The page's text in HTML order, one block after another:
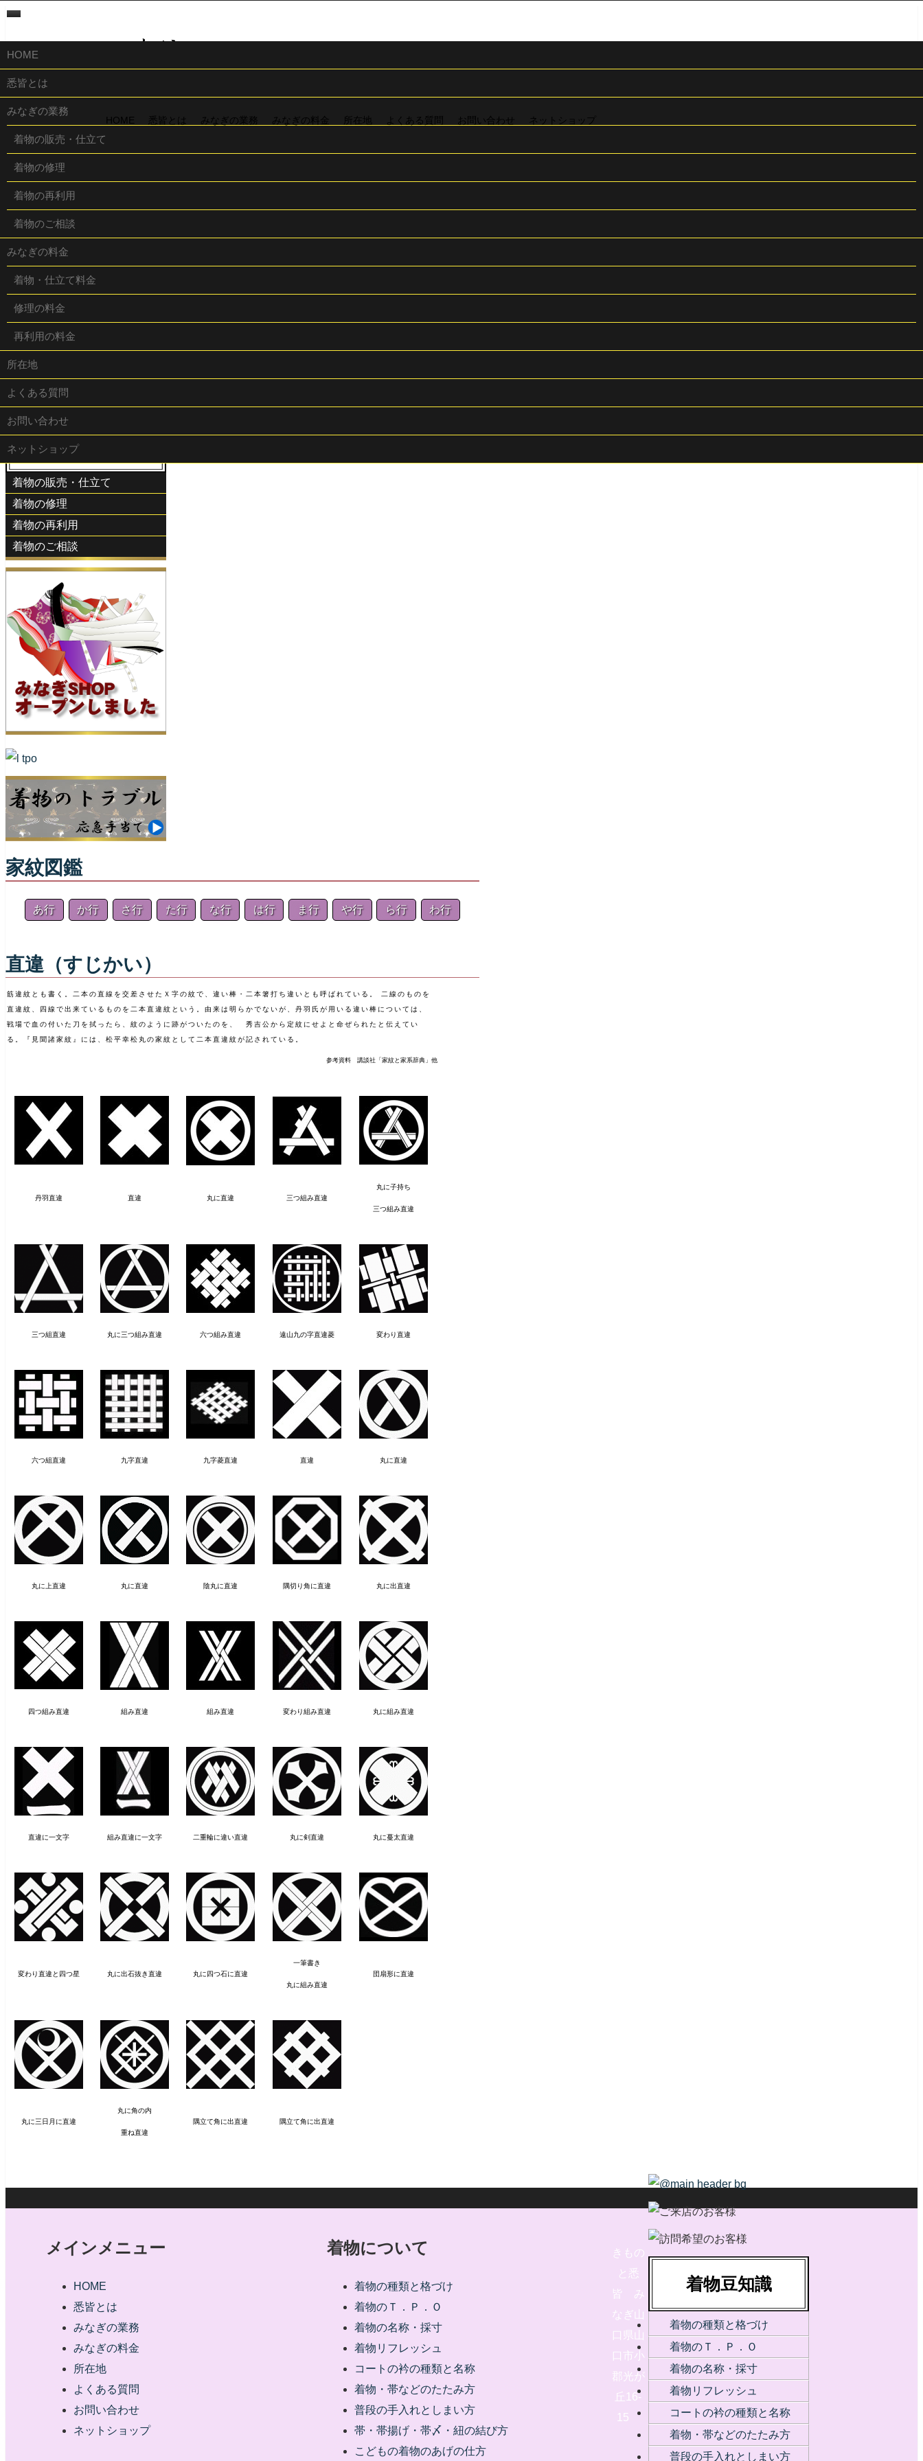
HOME 悉皆とは みなぎの業務 みなぎの料金 所在地 よくある質問 お問い合わせ ネットショップ
HOME
悉皆とは
みなぎの業務
着物の販売・仕立て
着物の修理
着物の再利用
着物のご相談
みなぎの料金
着物・仕立て料金
修理の料金
再利用の料金
所在地
よくある質問
お問い合わせ
ネットショップ
ホーム/
さ行
/直違（すじかい）
TEL:083-973-2208
FAX:083-973-5166
みなぎの業務
着物の販売・仕立て
着物の修理
着物の再利用
着物のご相談
家紋図鑑
あ行 か行 さ行 た行 な行 は行 ま行 や行 ら行 わ行
直違（すじかい）
筋違紋とも書く。二本の直線を交差させたＸ字の紋で、違い棒・二本箸打ち違いとも呼ばれている。 二線のものを
直違紋、四線で出来ているものを二本直違紋という。由来は明らかでないが、丹羽氏が用いる違い棒については、
戦場で血の付いた刀を拭ったら、紋のように跡がついたのを、 秀吉公から定紋にせよと命ぜられたと伝えてい
る。『見聞諸家紋』には、松平幸松丸の家紋として二本直違紋が記されている。
参考資料 講談社「家紋と家系辞典」他
丹羽直違 直違 丸に直違 三つ組み直違
丸に子持ち
三つ組み直違
三つ組直違 丸に三つ組み直違 六つ組み直違 遠山九の字直違菱 変わり直違
六つ組直違 九字直違 九字菱直違 直違 丸に直違
丸に上直違 丸に直違 陰丸に直違 隅切り角に直違 丸に出直違
四つ組み直違 組み直違 組み直違 変わり組み直違 丸に組み直違
直違に一文字 組み直違に一文字 二重輪に違い直違 丸に剣直違 丸に蔓太直違
変わり直違と四つ星 丸に出石抜き直違 丸に四つ石に直違
一筆書き
丸に組み直違
団扇形に直違
丸に三日月に直違
丸に角の内
重ね直違
隅立て角に出直違 隅立て角に出直違
着物豆知識
着物の種類と格づけ
着物のＴ．Ｐ．Ｏ
着物の名称・採寸
着物リフレッシュ
コートの衿の種類と名称
着物・帯などのたたみ方
普段の手入れとしまい方
メインメニュー
HOME
悉皆とは
みなぎの業務
みなぎの料金
所在地
よくある質問
お問い合わせ
ネットショップ
着物について
着物の種類と格づけ
着物のＴ．Ｐ．Ｏ
着物の名称・採寸
着物リフレッシュ
コートの衿の種類と名称
着物・帯などのたたみ方
普段の手入れとしまい方
帯・帯揚げ・帯〆・紐の結び方
こどもの着物のあげの仕方
きもの
と悉
皆 み
なぎ山
口県山
口市小
郡光が
丘16-
15